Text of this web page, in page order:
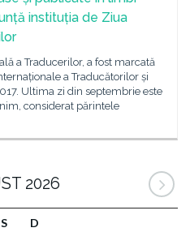
instituția de Ziua
a Traducerilor, a fost marcată
a Traducătorilor și
Ultima zi din septembrie este
considerat părintele
2026
S D